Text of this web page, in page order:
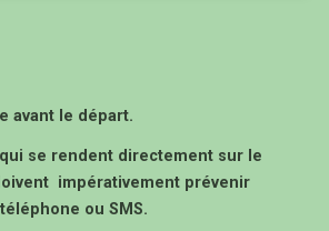
avant le départ.
se rendent directement sur le
impérativement prévenir
ou SMS.